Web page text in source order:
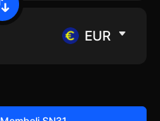
EUR